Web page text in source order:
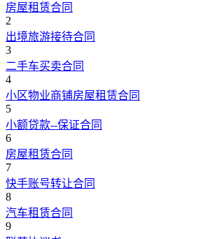
房屋租赁合同
2
出境旅游接待合同
3
二手车买卖合同
4
小区物业商铺房屋租赁合同
5
小额贷款--保证合同
6
房屋租赁合同
7
快手账号转让合同
8
汽车租赁合同
9